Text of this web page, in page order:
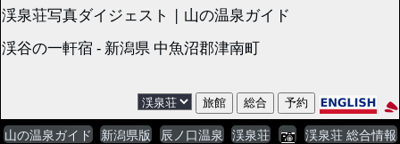
渓泉荘写真ダイジェスト | 山の温泉ガイド
渓谷の一軒宿 - 新潟県 中魚沼郡津南町
山の温泉ガイド 新潟県版 辰ノ口温泉 渓泉荘
渓泉荘 総合情報